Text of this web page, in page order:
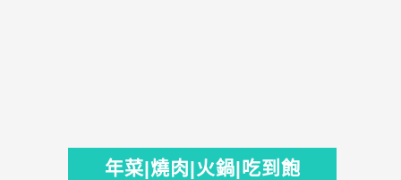
年菜|燒肉|火鍋|吃到飽